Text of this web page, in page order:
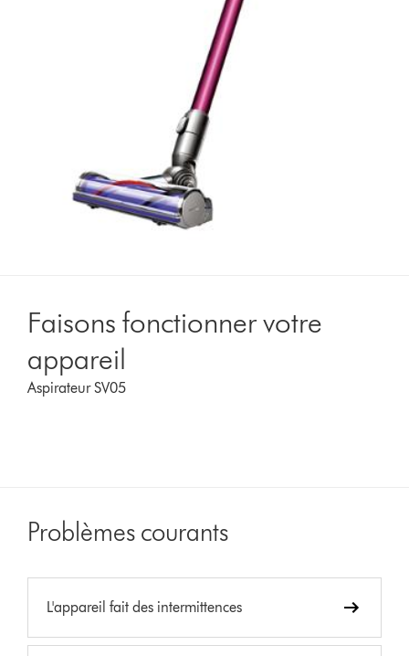
Faisons fonctionner votre
appareil
Aspirateur SV05
Problèmes courants
L'appareil fait des intermittences